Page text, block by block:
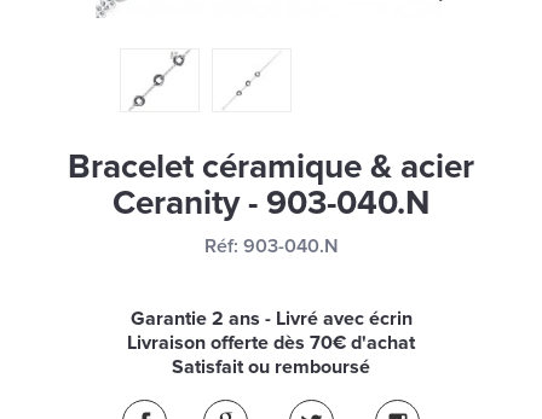
Bracelet céramique & acier
Ceranity - 903-040.N
Réf: 903-040.N
Garantie 2 ans - Livré avec écrin
Livraison offerte dès 70€ d'achat
Satisfait ou remboursé